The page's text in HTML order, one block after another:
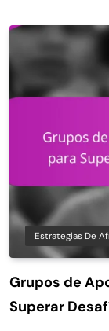
Estrategias De
Grupos de
Superar